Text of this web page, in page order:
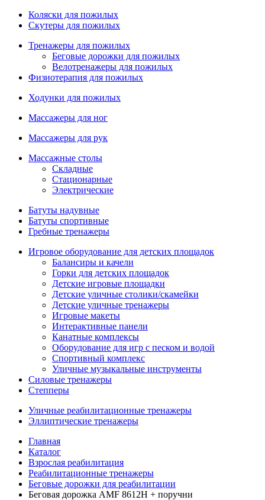
Коляски для пожилых
Скутеры для пожилых
Тренажеры для пожилых
Беговые дорожки для пожилых
Велотренажеры для пожилых
Физиотерапия для пожилых
Ходунки для пожилых
Массажеры для ног
Массажеры для рук
Массажные столы
Складные
Стационарные
Электрические
Батуты надувные
Батуты спортивные
Гребные тренажеры
Игровое оборудование для детских площадок
Балансиры и качели
Горки для детских площадок
Детские игровые площадки
Детские уличные столики/скамейки
Детские уличные тренажеры
Игровые макеты
Интерактивные панели
Канатные комплексы
Оборудование для игр с песком и водой
Спортивный комплекс
Уличные музыкальные инструменты
Силовые тренажеры
Степперы
Уличные реабилитационные тренажеры
Эллиптические тренажеры
Главная
Каталог
Взрослая реабилитация
Реабилитационные тренажеры
Беговые дорожки для реабилитации
Беговая дорожка AMF 8612H + поручни